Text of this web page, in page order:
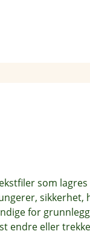
deg
som lagres
sikkerhet,
for
endre eller